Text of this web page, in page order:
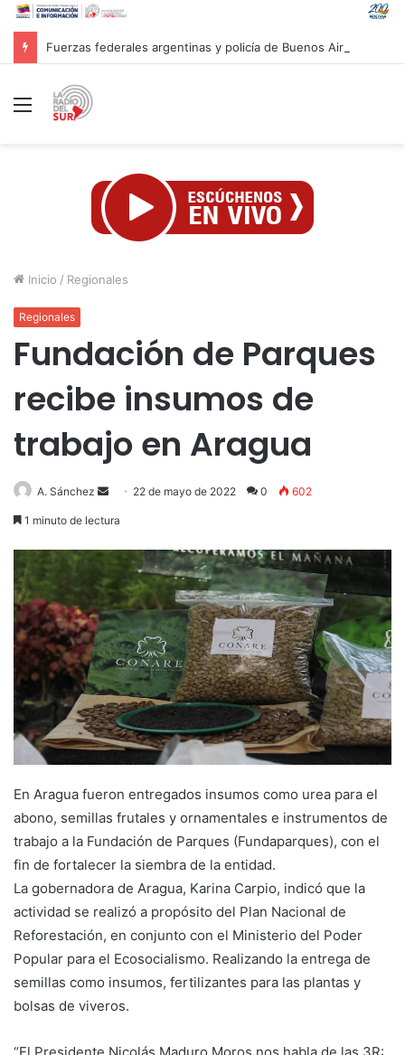
Menú
Inicio / Regionales
Regionales
Fundación de Parques
recibe insumos de
trabajo en Aragua
A. Sánchez
Send 22 de mayo de 2022 0 602
1 minuto de lectura
En Aragua fueron entregados insumos como urea para el
abono, semillas frutales y ornamentales e instrumentos de
trabajo a la Fundación de Parques (Fundaparques), con el
fin de fortalecer la siembra de la entidad.
La gobernadora de Aragua, Karina Carpio, indicó que la
actividad se realizó a propósito del Plan Nacional de
Reforestación, en conjunto con el Ministerio del Poder
Popular para el Ecosocialismo. Realizando la entrega de
semillas como insumos, fertilizantes para las plantas y
bolsas de viveros.